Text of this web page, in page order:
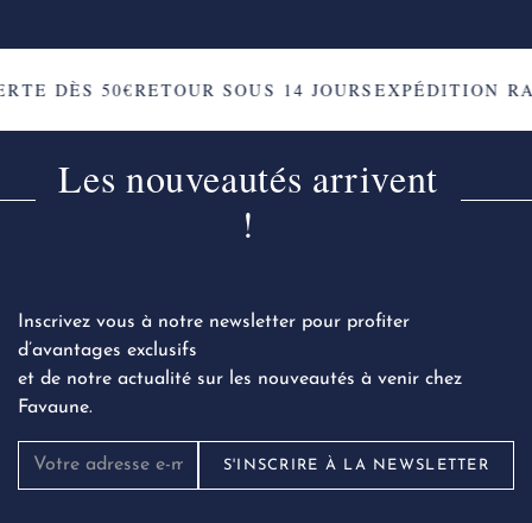
DÈS 50€RETOUR SOUS 14 JOURSEXPÉDITION
Les nouveautés arrivent
!
Inscrivez vous à notre newsletter pour profiter
d’avantages exclusifs
et de notre actualité sur les nouveautés à venir chez
Favaune.
S'INSCRIRE À LA NEWSLETTER